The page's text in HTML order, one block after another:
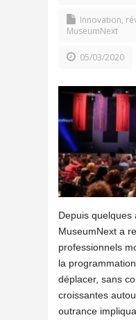
Innovation,
MuseumNext
05/03/2020
Depuis quelques
MuseumNext a
professionnels
la
déplacer, sans
croissantes
outrance